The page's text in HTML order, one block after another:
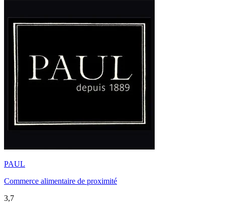
PAUL
Commerce alimentaire de proximité
3,7